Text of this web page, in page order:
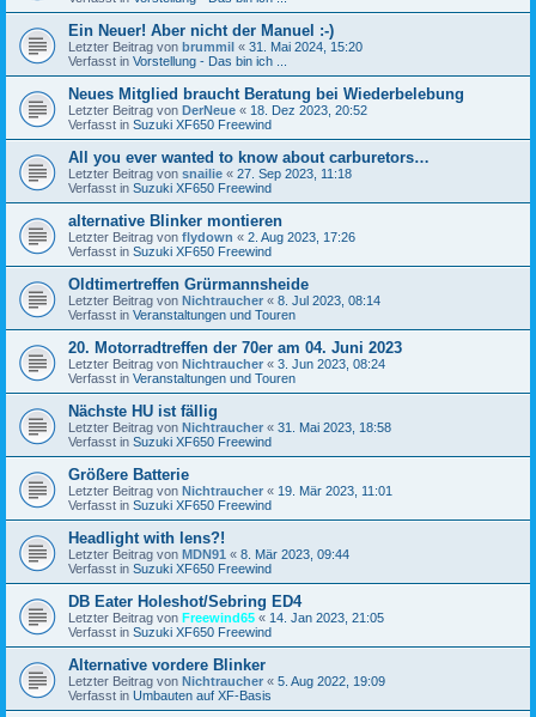
Ein Neuer! Aber nicht der Manuel :-)
Letzter Beitrag von brummil « 31. Mai 2024, 15:20
Verfasst in Vorstellung - Das bin ich ...
Neues Mitglied braucht Beratung bei Wiederbelebung
Letzter Beitrag von DerNeue « 18. Dez 2023, 20:52
Verfasst in Suzuki XF650 Freewind
All you ever wanted to know about carburetors…
Letzter Beitrag von snailie « 27. Sep 2023, 11:18
Verfasst in Suzuki XF650 Freewind
alternative Blinker montieren
Letzter Beitrag von flydown « 2. Aug 2023, 17:26
Verfasst in Suzuki XF650 Freewind
Oldtimertreffen Grürmannsheide
Letzter Beitrag von Nichtraucher « 8. Jul 2023, 08:14
Verfasst in Veranstaltungen und Touren
20. Motorradtreffen der 70er am 04. Juni 2023
Letzter Beitrag von Nichtraucher « 3. Jun 2023, 08:24
Verfasst in Veranstaltungen und Touren
Nächste HU ist fällig
Letzter Beitrag von Nichtraucher « 31. Mai 2023, 18:58
Verfasst in Suzuki XF650 Freewind
Größere Batterie
Letzter Beitrag von Nichtraucher « 19. Mär 2023, 11:01
Verfasst in Suzuki XF650 Freewind
Headlight with lens?!
Letzter Beitrag von MDN91 « 8. Mär 2023, 09:44
Verfasst in Suzuki XF650 Freewind
DB Eater Holeshot/Sebring ED4
Letzter Beitrag von Freewind65 « 14. Jan 2023, 21:05
Verfasst in Suzuki XF650 Freewind
Alternative vordere Blinker
Letzter Beitrag von Nichtraucher « 5. Aug 2022, 19:09
Verfasst in Umbauten auf XF-Basis